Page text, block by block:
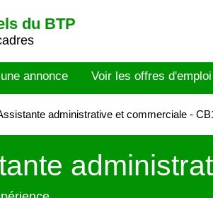
du BTP
annonce Voir les offres d'emploi
administrative et commerciale -